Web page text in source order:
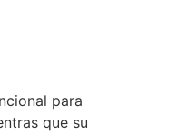
para
que su